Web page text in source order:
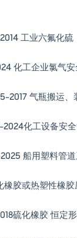
工业六氟化硫
化工企业氯气
化工设备安